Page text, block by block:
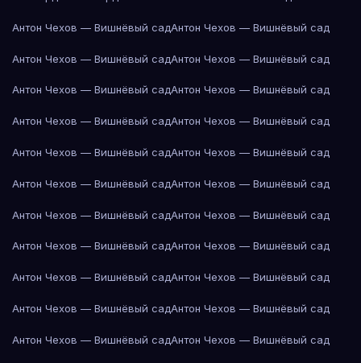
Антон Чехов — Вишнёвый садАнтон Чехов — Вишнёвый сад
Антон Чехов — Вишнёвый садАнтон Чехов — Вишнёвый сад
Антон Чехов — Вишнёвый садАнтон Чехов — Вишнёвый сад
Антон Чехов — Вишнёвый садАнтон Чехов — Вишнёвый сад
Антон Чехов — Вишнёвый садАнтон Чехов — Вишнёвый сад
Антон Чехов — Вишнёвый садАнтон Чехов — Вишнёвый сад
Антон Чехов — Вишнёвый садАнтон Чехов — Вишнёвый сад
Антон Чехов — Вишнёвый садАнтон Чехов — Вишнёвый сад
Антон Чехов — Вишнёвый садАнтон Чехов — Вишнёвый сад
Антон Чехов — Вишнёвый садАнтон Чехов — Вишнёвый сад
Антон Чехов — Вишнёвый садАнтон Чехов — Вишнёвый сад